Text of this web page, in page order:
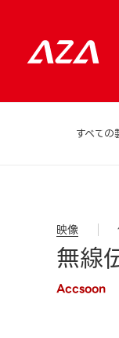
すべての
映像
無線
Accsoon